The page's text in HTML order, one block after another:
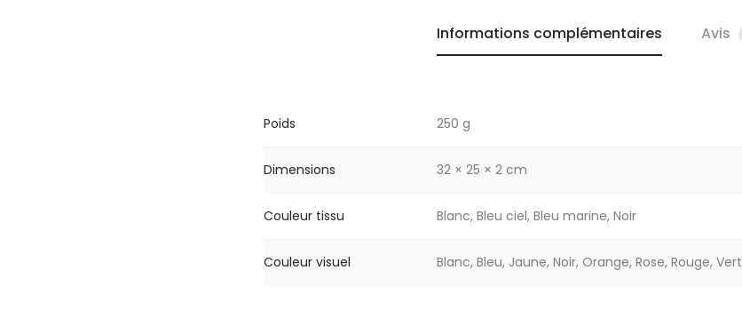
Informations complémentaires Avis
Poids 250 g
Dimensions 32 × 25 × 2 cm
Couleur tissu Blanc, Bleu ciel, Bleu marine, Noir
Couleur visuel Blanc, Bleu, Jaune, Noir, Orange, Rose, Rouge, Vert